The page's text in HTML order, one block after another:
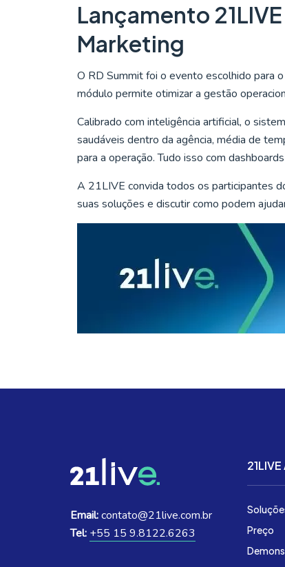
Lançamento
Marketing
O RD Summit foi o evento escolhido para
módulo permite otimizar a gestão
Calibrado com inteligência artificial, o
saudáveis dentro da agência, média de
para a operação. Tudo isso com
A 21LIVE convida todos os participantes
suas soluções e discutir como podem
Email:contato@21live.com.br
Tel: +55 15 9.8122.6263
Preço